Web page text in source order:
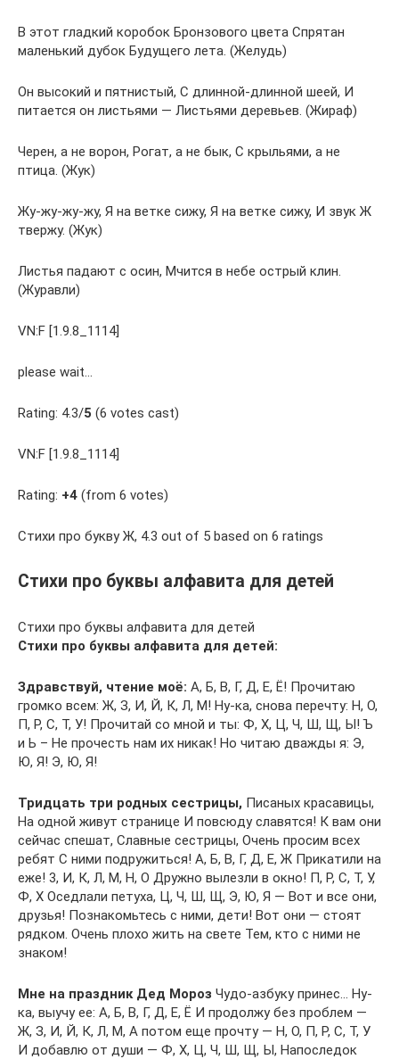
В этот гладкий коробок Бронзового цвета Спрятан
маленький дубок Будущего лета. (Желудь)
Он высокий и пятнистый, С длинной-длинной шеей, И
питается он листьями — Листьями деревьев. (Жираф)
Черен, а не ворон, Рогат, а не бык, С крыльями, а не
птица. (Жук)
Жу-жу-жу-жу, Я на ветке сижу, Я на ветке сижу, И звук Ж
твержу. (Жук)
Листья падают с осин, Мчится в небе острый клин.
(Журавли)
VN:F [1.9.8_1114]
please wait…
Rating: 4.3/5 (6 votes cast)
VN:F [1.9.8_1114]
Rating: +4 (from 6 votes)
Стихи про букву Ж, 4.3 out of 5 based on 6 ratings
Стихи про буквы алфавита для детей
Стихи про буквы алфавита для детей
Стихи про буквы алфавита для детей:
Здравствуй, чтение моё: А, Б, В, Г, Д, Е, Ё! Прочитаю
громко всем: Ж, З, И, Й, К, Л, М! Ну-ка, снова перечту: Н, О,
П, Р, С, Т, У! Прочитай со мной и ты: Ф, Х, Ц, Ч, Ш, Щ, Ы! Ъ
и Ь – Не прочесть нам их никак! Но читаю дважды я: Э,
Ю, Я! Э, Ю, Я!
Тридцать три родных сестрицы, Писаных красавицы,
На одной живут странице И повсюду славятся! К вам они
сейчас спешат, Славные сестрицы, Очень просим всех
ребят С ними подружиться! А, Б, В, Г, Д, Е, Ж Прикатили на
еже! 3, И, К, Л, М, Н, О Дружно вылезли в окно! П, Р, С, Т, У,
Ф, Х Оседлали петуха, Ц, Ч, Ш, Щ, Э, Ю, Я — Вот и все они,
друзья! Познакомьтесь с ними, дети! Вот они — стоят
рядком. Очень плохо жить на свете Тем, кто с ними не
знаком!
Мне на праздник Дед Мороз Чудо-азбуку принес… Ну-
ка, выучу ее: А, Б, В, Г, Д, Е, Ё И продолжу без проблем —
Ж, З, И, Й, К, Л, М, А потом еще прочту — Н, О, П, Р, С, Т, У
И добавлю от души — Ф, Х, Ц, Ч, Ш, Щ, Ы, Напоследок